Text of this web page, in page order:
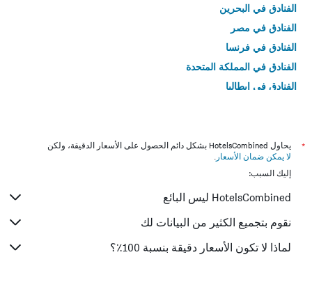
الفنادق في البحرين
الفنادق في مصر
الفنادق في فرنسا
الفنادق في المملكة المتحدة
الفنادق في إيطاليا
*
يحاول HotelsCombined بشكل دائم الحصول على الأسعار الدقيقة، ولكن
لا يمكن ضمان الأسعار .
إليك السبب:
HotelsCombined ليس البائع
نقوم بتجميع الكثير من البيانات لك
لماذا لا تكون الأسعار دقيقة بنسبة 100٪؟